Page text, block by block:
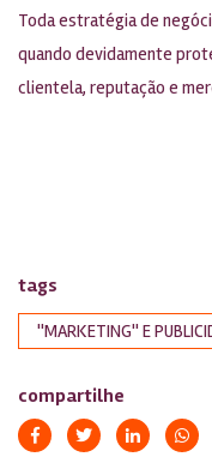
Toda estratégia de
quando devidamente
clientela, reputação e
tags
''MARKETING'' E
compartilhe